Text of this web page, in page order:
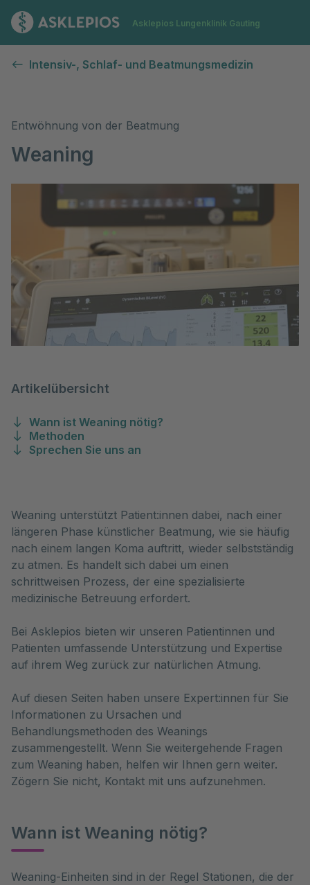
Zur Startseite
Asklepios Lungenklinik Gauting
Intensiv-, Schlaf- und Beatmungsmedizin
Entwöhnung von der Beatmung
Weaning
Artikelübersicht
Wann ist Weaning nötig?
Methoden
Sprechen Sie uns an
Weaning unterstützt Patient:innen dabei, nach einer
längeren Phase künstlicher Beatmung, wie sie häufig
nach einem langen Koma auftritt, wieder selbstständig
zu atmen. Es handelt sich dabei um einen
schrittweisen Prozess, der eine spezialisierte
medizinische Betreuung erfordert.
Bei Asklepios bieten wir unseren Patientinnen und
Patienten umfassende Unterstützung und Expertise
auf ihrem Weg zurück zur natürlichen Atmung.
Auf diesen Seiten haben unsere Expert:innen für Sie
Informationen zu Ursachen und
Behandlungsmethoden des Weanings
zusammengestellt. Wenn Sie weitergehende Fragen
zum Weaning haben, helfen wir Ihnen gern weiter.
Zögern Sie nicht, Kontakt mit uns aufzunehmen.
Wann ist Weaning nötig?
Weaning-Einheiten sind in der Regel Stationen, die der